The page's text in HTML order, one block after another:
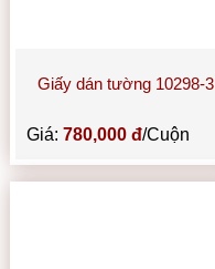
Giấy dán tường 10298-3
Giá:780,000 đ/Cuộn